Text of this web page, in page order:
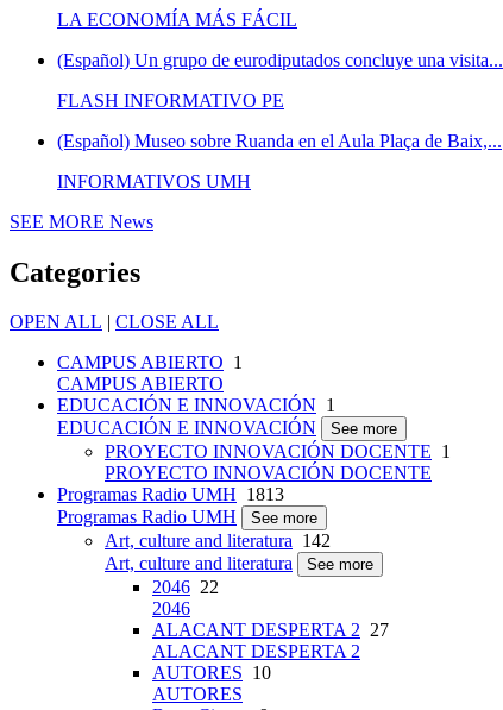
LA ECONOMÍA MÁS FÁCIL
(Español) Un grupo de eurodiputados concluye una visita...
FLASH INFORMATIVO PE
(Español) Museo sobre Ruanda en el Aula Plaça de Baix,...
INFORMATIVOS UMH
SEE MORE News
Categories
OPEN ALL | CLOSE ALL
CAMPUS ABIERTO 1
CAMPUS ABIERTO
EDUCACIÓN E INNOVACIÓN 1
EDUCACIÓN E INNOVACIÓN
See more
PROYECTO INNOVACIÓN DOCENTE 1
PROYECTO INNOVACIÓN DOCENTE
Programas Radio UMH 1813
Programas Radio UMH
See more
Art, culture and literatura 142
Art, culture and literatura
See more
2046 22
2046
ALACANT DESPERTA 2 27
ALACANT DESPERTA 2
AUTORES 10
AUTORES